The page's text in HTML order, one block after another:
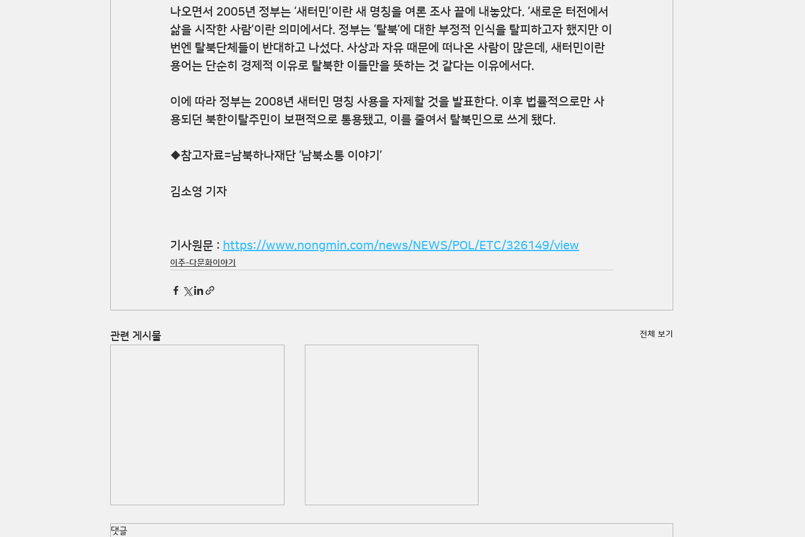
나오면서 2005년 정부는 ‘새터민’이란 새 명칭을 여론 조사 끝에 내놓았다. ‘새로운 터전에서
삶을 시작한 사람’이란 의미에서다. 정부는 ‘탈북’에 대한 부정적 인식을 탈피하고자 했지만 이
번엔 탈북단체들이 반대하고 나섰다. 사상과 자유 때문에 떠나온 사람이 많은데, 새터민이란
용어는 단순히 경제적 이유로 탈북한 이들만을 뜻하는 것 같다는 이유에서다.
이에 따라 정부는 2008년 새터민 명칭 사용을 자제할 것을 발표한다. 이후 법률적으로만 사
용되던 북한이탈주민이 보편적으로 통용됐고, 이를 줄여서 탈북민으로 쓰게 됐다.
◆참고자료=남북하나재단 ‘남북소통 이야기’
김소영 기자
기사원문 : https://www.nongmin.com/news/NEWS/POL/ETC/326149/view
이주-다문화이야기
관련 게시물 전체 보기
댓글